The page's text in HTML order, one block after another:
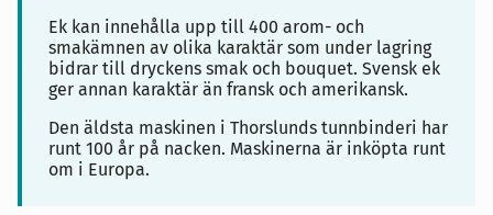
Ek kan innehålla upp till 400 arom- och
smakämnen av olika karaktär som under lagring
bidrar till dryckens smak och bouquet. Svensk ek
ger annan karaktär än fransk och amerikansk.
Den äldsta maskinen i Thorslunds tunnbinderi har
runt 100 år på nacken. Maskinerna är inköpta runt
om i Europa.